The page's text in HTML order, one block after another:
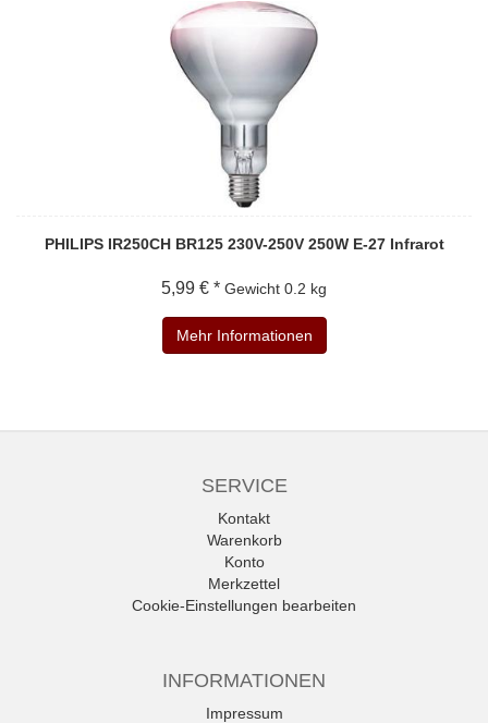
PHILIPS IR250CH BR125 230V-250V 250W E-27 Infrarot
5,99 € * Gewicht 0.2 kg
Mehr Informationen
SERVICE
Kontakt
Warenkorb
Konto
Merkzettel
Cookie-Einstellungen bearbeiten
INFORMATIONEN
Impressum